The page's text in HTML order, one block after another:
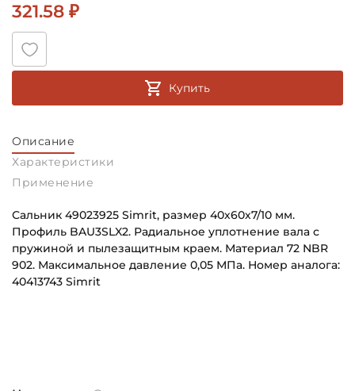
321.58 ₽
Купить
Описание
Характеристики
Применение
Сальник 49023925 Simrit, размер 40х60х7/10 мм.
Профиль BAU3SLX2. Радиальное уплотнение вала с
пружиной и пылезащитным краем. Материал 72 NBR
902. Максимальное давление 0,05 МПа. Номер аналога:
40413743 Simrit